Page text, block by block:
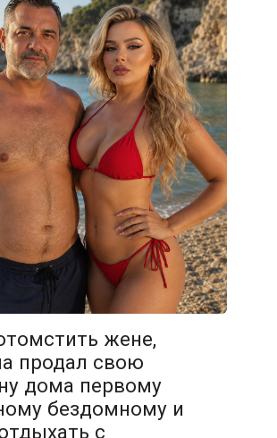
жене,
продал свою
дома первому
бездомному и
с